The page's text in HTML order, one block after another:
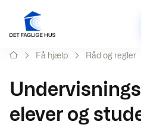
Få hjælp Råd og regler
elever og